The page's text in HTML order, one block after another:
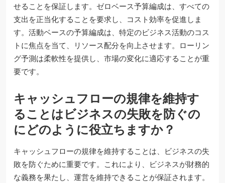
せることを保証します。ゼロベース予算編成は、すべての
支出を正当化することを要求し、コスト効率を促進しま
す。活動ベースの予算編成は、特定のビジネス活動のコス
トに焦点を当て、リソース配分を向上させます。ローリン
グ予測は柔軟性を提供し、市場の変化に適応することが重
要です。
キャッシュフローの規律を維持す
ることはビジネスの失敗を防ぐの
にどのように役立ちますか？
キャッシュフローの規律を維持することは、ビジネスの失
敗を防ぐために重要です。これにより、ビジネスが財務的
な義務を果たし、運営を維持できることが保証されます。